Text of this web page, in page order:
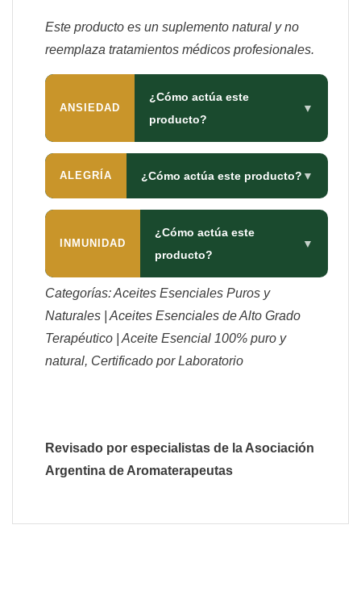
Este producto es un suplemento natural y no
reemplaza tratamientos médicos profesionales.
ANSIEDAD
¿Cómo actúa este
producto?
▼
ALEGRÍA ¿Cómo actúa este producto? ▼
INMUNIDAD
¿Cómo actúa este
producto?
▼
Categorías: Aceites Esenciales Puros y
Naturales | Aceites Esenciales de Alto Grado
Terapéutico | Aceite Esencial 100% puro y
natural, Certificado por Laboratorio
Revisado por especialistas de la Asociación
Argentina de Aromaterapeutas